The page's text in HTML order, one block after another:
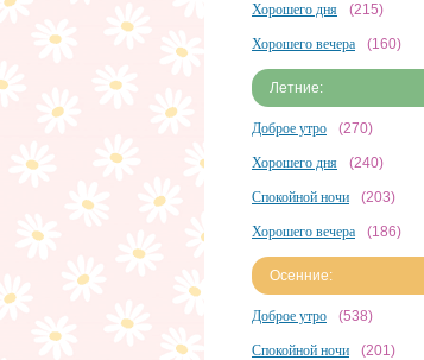
Хорошего дня (215)
Хорошего вечера (160)
Летние:
Доброе утро (270)
Хорошего дня (240)
Спокойной ночи (203)
Хорошего вечера (186)
Осенние:
Доброе утро (538)
Спокойной ночи (201)